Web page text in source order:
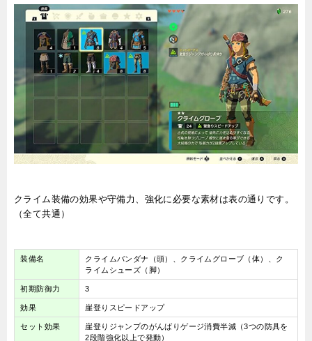
クライム装備の効果や守備力、強化に必要な素材は表の通りです。
（全て共通）
装備名
クライムバンダナ（頭）、クライムグローブ（体）、ク
ライムシューズ（脚）
初期防御力 3
効果 崖登りスピードアップ
セット効果
崖登りジャンプのがんばりゲージ消費半減（3つの防具を
2段階強化以上で発動）